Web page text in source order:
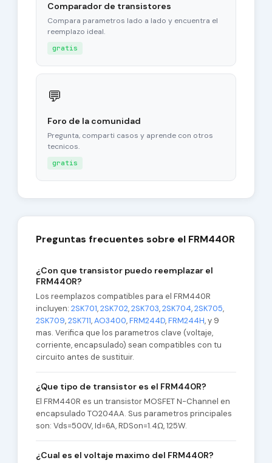
Comparador de transistores
Compara parametros lado a lado y encuentra el
reemplazo ideal.
gratis
💬
Foro de la comunidad
Pregunta, comparti casos y aprende con otros
tecnicos.
gratis
Preguntas frecuentes sobre el FRM440R
¿Con que transistor puedo reemplazar el
FRM440R?
Los reemplazos compatibles para el FRM440R
incluyen: 2SK701,2SK702,2SK703,2SK704,2SK705,
2SK709,2SK711,AO3400,FRM244D,FRM244H, y 9
mas. Verifica que los parametros clave (voltaje,
corriente, encapsulado) sean compatibles con tu
circuito antes de sustituir.
¿Que tipo de transistor es el FRM440R?
El FRM440R es un transistor MOSFET N-Channel en
encapsulado TO204AA. Sus parametros principales
son: Vds=500V, Id=6A, RDSon=1.4Ω, 125W.
¿Cual es el voltaje maximo del FRM440R?